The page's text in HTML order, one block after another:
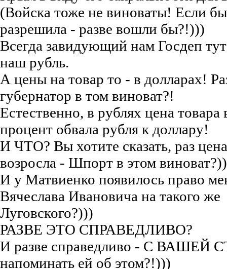
(Войска тоже не виноваты! Если
разрешила - разве вошли бы?!)))
Всегда завидующий нам Госдеп
наш рубль.
А цены на товар то - в долларах!
губернатор в том виноват?!
Естественно, в рублях цена товара
процент обвала рубля к доллару!
И ЧТО? Вы хотите сказать, раз
возросла - Шпорт в этом
И у Матвиенко появилось право
Вячеслава Ивановича на такого же
Луговского?)))
РАЗВЕ ЭТО СПРАВЕДЛИВО?
И разве справедливо - С ВАШЕЙ
напоминать ей об этом?!)))